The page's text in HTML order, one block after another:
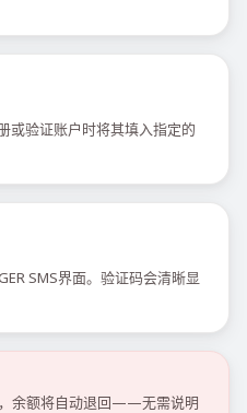
或验证账户时将其填入指定的
SMS界面。验证码会清晰显
余额将自动退回——无需说明